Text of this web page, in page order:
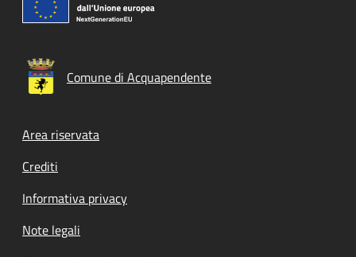
Comune di Acquapendente
Footer menu
Area riservata
Crediti
Informativa privacy
Note legali